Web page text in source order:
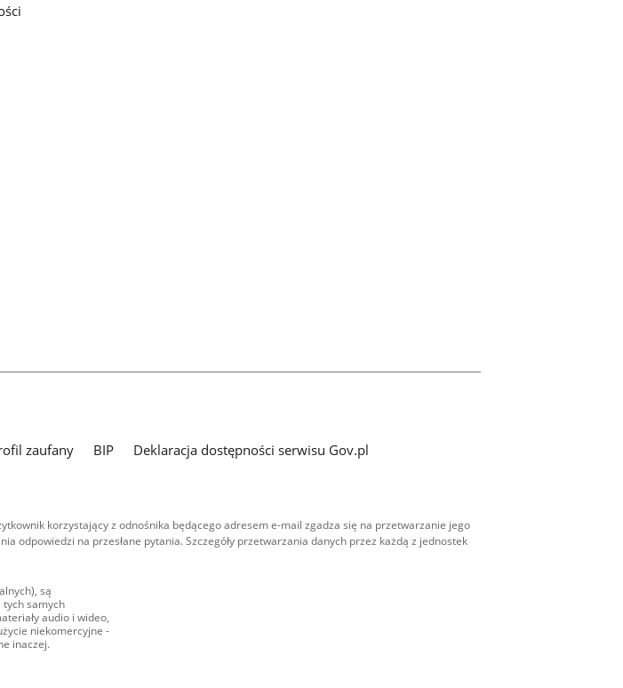
zaufany BIP
Deklaracja dostępności serwisu Gov.pl
korzystający z odnośnika będącego adresem e-mail zgadza się na przetwarzanie jego
odpowiedzi na przesłane pytania. Szczegóły przetwarzania danych przez każdą z jednostek
są
samych
audio i wideo,
niekomercyjne -
inaczej.